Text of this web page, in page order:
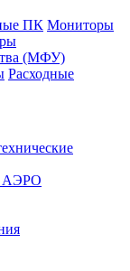
ПК Мониторы
(МФУ)
Расходные
АЭРО